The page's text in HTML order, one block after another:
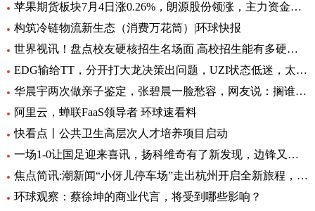
苹果期货板块7月4日涨0.26%，朗源股份领涨，主力资金净流出1357.79万元 世界速看
构筑冷链物流新生态（消费万花筒）|环球快报
世界视讯！盘点校友硬核招生名场面 高校招生能有多硬核 基本情况讲解
EDG输给TT，分开打大龙决策出问题，UZI状态低迷，太难玩了
华晨宇两次做亲子鉴定，张碧晨一脸愁容，网友说：搁谁都会不开心|焦点热文
阿里云，蝉联FaaS领导者 环球速看料
快看点丨公共卫生高层次人才培养项目启动
一场1-0让国足迎来喜讯，扬科维奇有了新发现，边锋又添一位猛将|世界热讯
焦点简讯:潮新闻“小伢儿停车场”走出杭州开启全新旅程，在台州10个青少年宫正式上线
环球观察：蔡徐坤的商业代言，将受到哪些影响？